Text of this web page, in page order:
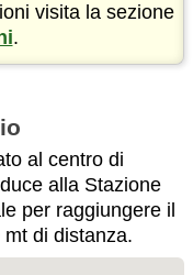
visita la sezione
.
al centro di
alla Stazione
per raggiungere il
di distanza.